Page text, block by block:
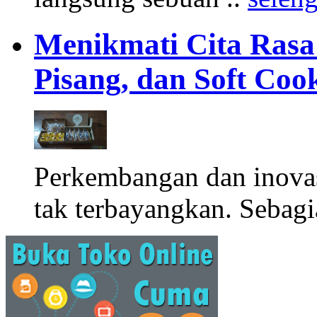
Menikmati Cita
Pisang, dan Soft
Perkembangan dan
tak terbayangkan.